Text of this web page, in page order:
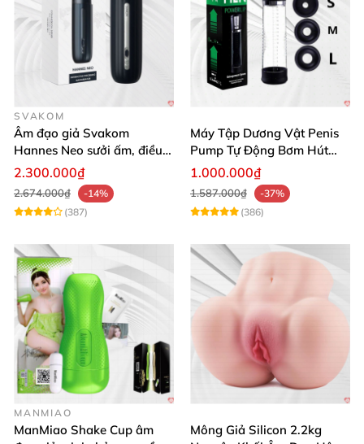
SVAKOM
Âm đạo giả Svakom
Hannes Neo sưởi ấm, điều
khiển app thông minh
2.300.000₫
2.674.000₫
-14%
(387)
Máy Tập Dương Vật Penis
Pump Tự Động Bơm Hút
Kích Thước Lớn
1.000.000₫
1.587.000₫
-37%
(386)
MANMIAO
ManMiao Shake Cup âm
Mông Giả Silicon 2.2kg